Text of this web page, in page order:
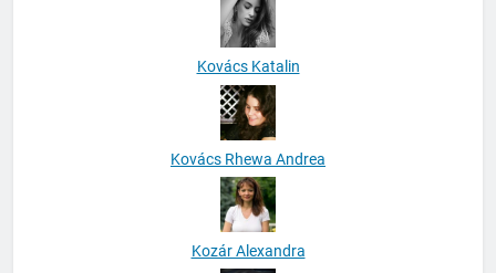
Kovács Katalin
Kovács Rhewa Andrea
Kozár Alexandra